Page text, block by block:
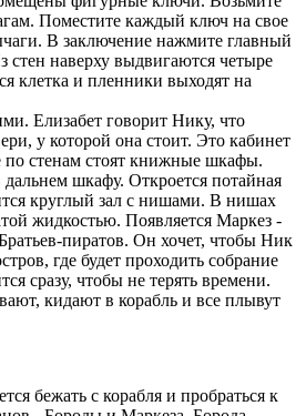
Поместите каждый ключ на свое
В заключение нажмите главный
стен наверху выдвигаются четыре
клетка и пленники выходят на
Елизабет говорит Нику, что
у которой она стоит. Это кабинет
по стенам стоят книжные шкафы.
шкафу. Откроется потайная
круглый зал с нишами. В нишах
жидкостью. Появляется Маркез -
пиратов. Он хочет, чтобы Ник
где будет проходить собрание
сразу, чтобы не терять времени.
кидают в корабль и все плывут
бежать с корабля и пробраться к